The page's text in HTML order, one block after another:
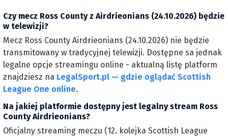
Czy mecz Ross County z Airdrieonians (24.10.2026) będzie
w telewizji?
Mecz Ross County Airdrieonians (24.10.2026) nie będzie
transmitowany w tradycyjnej telewizji. Dostępne sa jednak
legalne opcje streamingu online - aktualną listę platform
znajdziesz na LegalSport.pl — gdzie oglądać Scottish
League One online.
Na jakiej platformie dostępny jest legalny stream Ross
County Airdrieonians?
Oficjalny streaming meczu (12. kolejka Scottish League